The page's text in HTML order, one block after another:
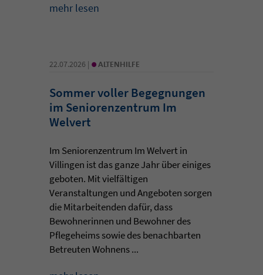
mehr lesen
22.07.2026 | • ALTENHILFE
Sommer voller Begegnungen
im Seniorenzentrum Im
Welvert
Im Seniorenzentrum Im Welvert in
Villingen ist das ganze Jahr über einiges
geboten. Mit vielfältigen
Veranstaltungen und Angeboten sorgen
die Mitarbeitenden dafür, dass
Bewohnerinnen und Bewohner des
Pflegeheims sowie des benachbarten
Betreuten Wohnens ...